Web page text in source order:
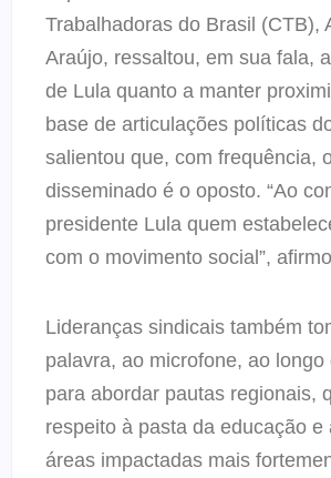
Trabalhadoras do Brasil (CTB),
Araújo, ressaltou, em sua fala,
de Lula quanto a manter
base de articulações políticas
salientou que, com frequência,
disseminado é o oposto. “Ao
presidente Lula quem
com o movimento social”,
Lideranças sindicais também
palavra, ao microfone, ao longo
para abordar pautas regionais,
respeito à pasta da educação e
áreas impactadas mais